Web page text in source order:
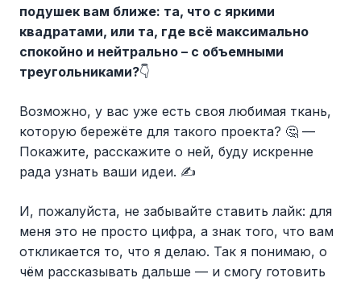
подушек вам ближе: та, что с яркими
квадратами, или та, где всё максимально
спокойно и нейтрально – с объемными
треугольниками?👇
Возможно, у вас уже есть своя любимая ткань,
которую бережёте для такого проекта? 🤔 —
Покажите, расскажите о ней, буду искренне
рада узнать ваши идеи. ✍️
И, пожалуйста, не забывайте ставить лайк: для
меня это не просто цифра, а знак того, что вам
откликается то, что я делаю. Так я понимаю, о
чём рассказывать дальше — и смогу готовить